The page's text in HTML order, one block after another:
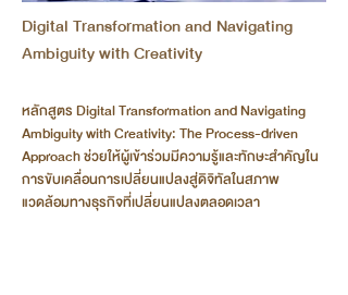
Digital Transformation and Navigating
Ambiguity with Creativity
หลักสูตร Digital Transformation and Navigating
Ambiguity with Creativity: The Process-driven
Approach ช่วยให้ผู้เข้าร่วมมีความรู้และทักษะสำคัญใน
การขับเคลื่อนการเปลี่ยนแปลงสู่ดิจิทัลในสภาพ
แวดล้อมทางธุรกิจที่เปลี่ยนแปลงตลอดเวลา